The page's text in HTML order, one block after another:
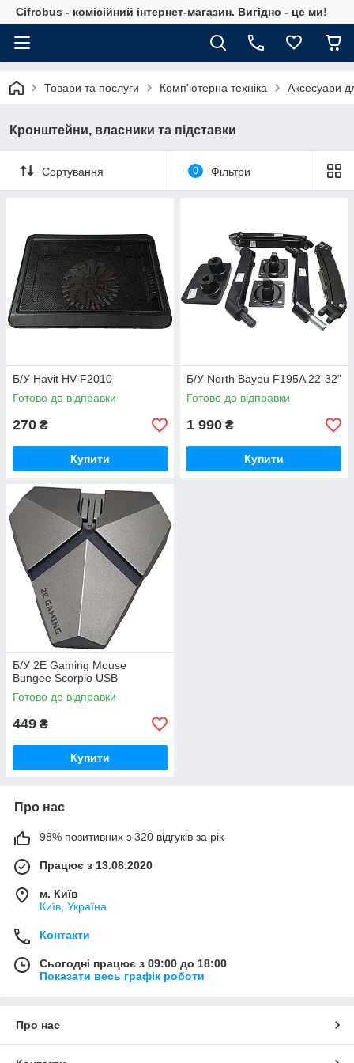
Cifrobus - комiсiйний iнтернет-магазин. Вигiдно - це ми!
Товари та послуги Комп'ютерна техніка Аксесуари
Кронштейни, власники та підставки
Сортування 0 Фільтри
Б/У Havit HV-F2010
Готово до відправки
270 ₴
Купити
Б/У North Bayou F195A 22-32”
Готово до відправки
1 990 ₴
Купити
Б/У 2E Gaming Mouse
Bungee Scorpio USB
Готово до відправки
449 ₴
Купити
Про нас
98% позитивних з 320 відгуків за рік
Працює з 13.08.2020
м. Київ
Київ, Україна
Контакти
Сьогодні працює з 09:00 до 18:00
Показати весь графік роботи
Про нас